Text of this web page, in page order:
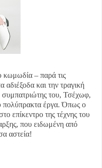
κωμωδία – παρά τις
αδιέξοδα και την τραγική
συμπατριώτης του, Τσέχωφ,
πολύπρακτα έργα. Όπως ο
επίκεντρο της τέχνης του
που ειδωμένη από
αστεία!